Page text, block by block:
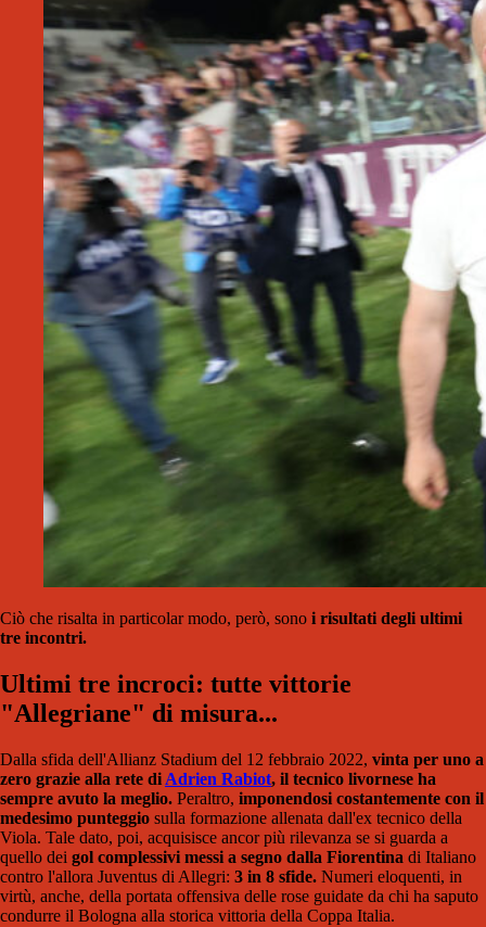
Ciò che risalta in particolar modo, però, sono i risultati degli ultimi
tre incontri.
Ultimi tre incroci: tutte vittorie
"Allegriane" di misura...
Dalla sfida dell'Allianz Stadium del 12 febbraio 2022, vinta per uno a
zero grazie alla rete di Adrien Rabiot, il tecnico livornese ha
sempre avuto la meglio. Peraltro, imponendosi costantemente con il
medesimo punteggio sulla formazione allenata dall'ex tecnico della
Viola. Tale dato, poi, acquisisce ancor più rilevanza se si guarda a
quello dei gol complessivi messi a segno dalla Fiorentina di Italiano
contro l'allora Juventus di Allegri: 3 in 8 sfide. Numeri eloquenti, in
virtù, anche, della portata offensiva delle rose guidate da chi ha saputo
condurre il Bologna alla storica vittoria della Coppa Italia.